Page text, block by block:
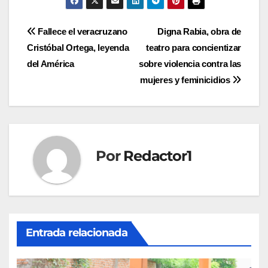
Navegación
de
Digna Rabia, obra de
teatro para concientizar
sobre violencia contra las
mujeres y feminicidios
Fallece el veracruzano
Cristóbal Ortega, leyenda
del América
Por Redactor1
Entrada relacionada